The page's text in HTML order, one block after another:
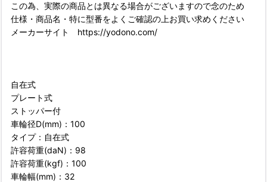
この為、実際の商品とは異なる場合がございますので念のため
仕様・商品名・特に型番をよくご確認の上お買い求めください
メーカーサイト https://yodono.com/
自在式
プレート式
ストッパー付
車輪径D(mm)：100
タイプ：自在式
許容荷重(daN)：98
許容荷重(kgf)：100
車輪幅(mm)：32